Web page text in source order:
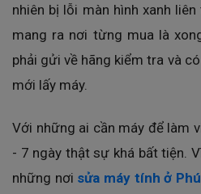
nhiên bị lỗi màn hình xanh
mang ra nơi từng mua là
phải gửi về hãng kiểm tra và
mới lấy máy.
Với những ai cần máy để làm
- 7 ngày thật sự khá bất tiện.
những nơi sửa máy tính ở